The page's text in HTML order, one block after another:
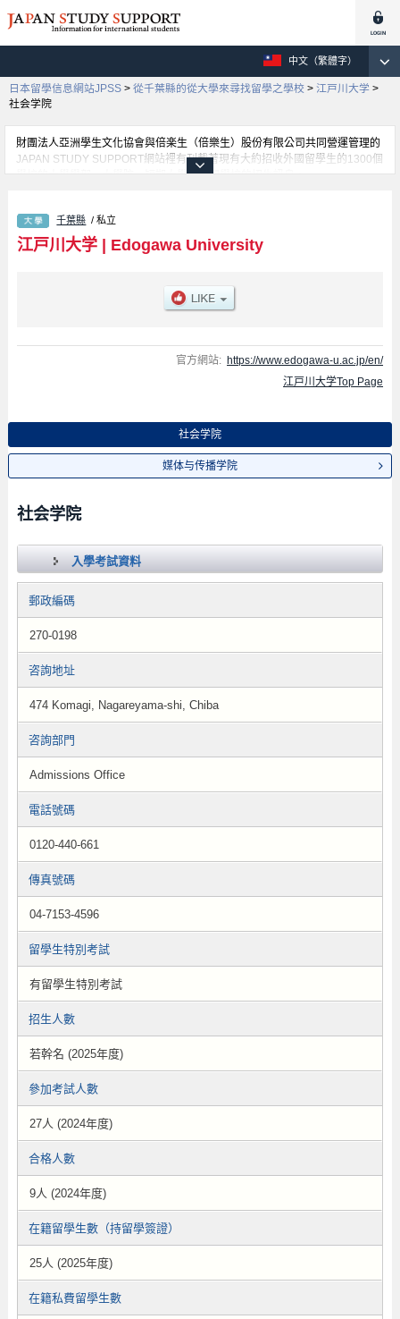
中文（繁體字）
日本留學信息網站JPSS > 從千葉縣的從大學來尋找留學之學校 > 江戸川大学 >
社会学院
財團法人亞洲學生文化協會與倍楽生（倍樂生）股份有限公司共同營運管理的
JAPAN STUDY SUPPORT網站裡有刊載著現有大約招收外國留學生的1300個
學校的大學學部、大學院、短期大學、專門學校的招生訊息。
紹、聯絡方式等對外國留學生是必要之訊息都刊載於此，請務必查閱及利用此
網站。
千葉縣 / 私立
江戸川大学| Edogawa University
官方網站: https://www.edogawa-u.ac.jp/en/
江戸川大学Top Page
社会学院
媒体与传播学院
社会学院
入學考試資料
郵政編碼
270-0198
咨詢地址
474 Komagi, Nagareyama-shi, Chiba
咨詢部門
Admissions Office
電話號碼
0120-440-661
傳真號碼
04-7153-4596
留學生特別考試
有留學生特別考試
招生人數
若幹名 (2025年度)
參加考試人數
27人 (2024年度)
合格人數
9人 (2024年度)
在籍留學生數（持留學簽證）
25人 (2025年度)
在籍私費留學生數